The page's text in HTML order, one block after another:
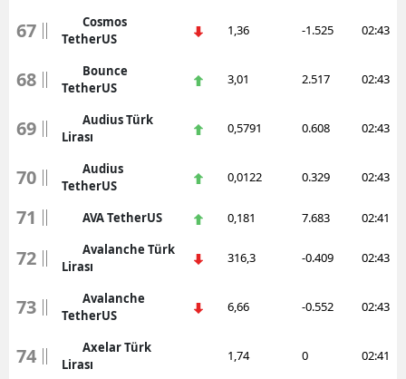
67
Cosmos
TetherUS
1,36 -1.525 02:43
68
Bounce
TetherUS
3,01 2.517 02:43
69
Audius Türk
Lirası
0,5791 0.608 02:43
70
Audius
TetherUS
0,0122 0.329 02:43
71 AVA TetherUS 0,181 7.683 02:41
72
Avalanche Türk
Lirası
316,3 -0.409 02:43
73
Avalanche
TetherUS
6,66 -0.552 02:43
74
Axelar Türk
Lirası
1,74 0 02:41